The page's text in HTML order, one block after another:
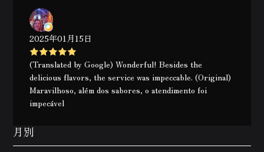
2025年01月15日
(Translated by Google) Wonderful! Besides the
delicious flavors, the service was impeccable. (Original)
Maravilhoso, além dos sabores, o atendimento foi
impecável
月別